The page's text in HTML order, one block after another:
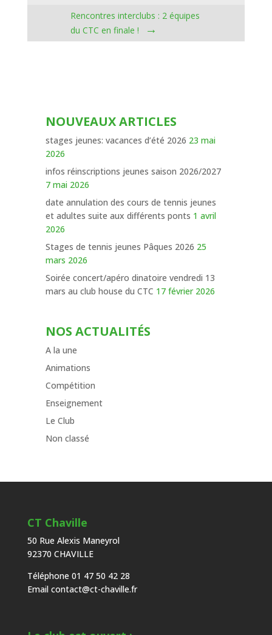
Rencontres interclubs : 2 équipes
du CTC en finale !
→
NOUVEAUX ARTICLES
stages jeunes: vacances d’été 2026 23 mai
2026
infos réinscriptions jeunes saison 2026/2027
7 mai 2026
date annulation des cours de tennis jeunes
et adultes suite aux différents ponts 1 avril
2026
Stages de tennis jeunes Pâques 2026 25
mars 2026
Soirée concert/apéro dinatoire vendredi 13
mars au club house du CTC 17 février 2026
NOS ACTUALITÉS
A la une
Animations
Compétition
Enseignement
Le Club
Non classé
CT Chaville
50 Rue Alexis Maneyrol
92370 CHAVILLE
Téléphone 01 47 50 42 28
Email contact@ct-chaville.fr